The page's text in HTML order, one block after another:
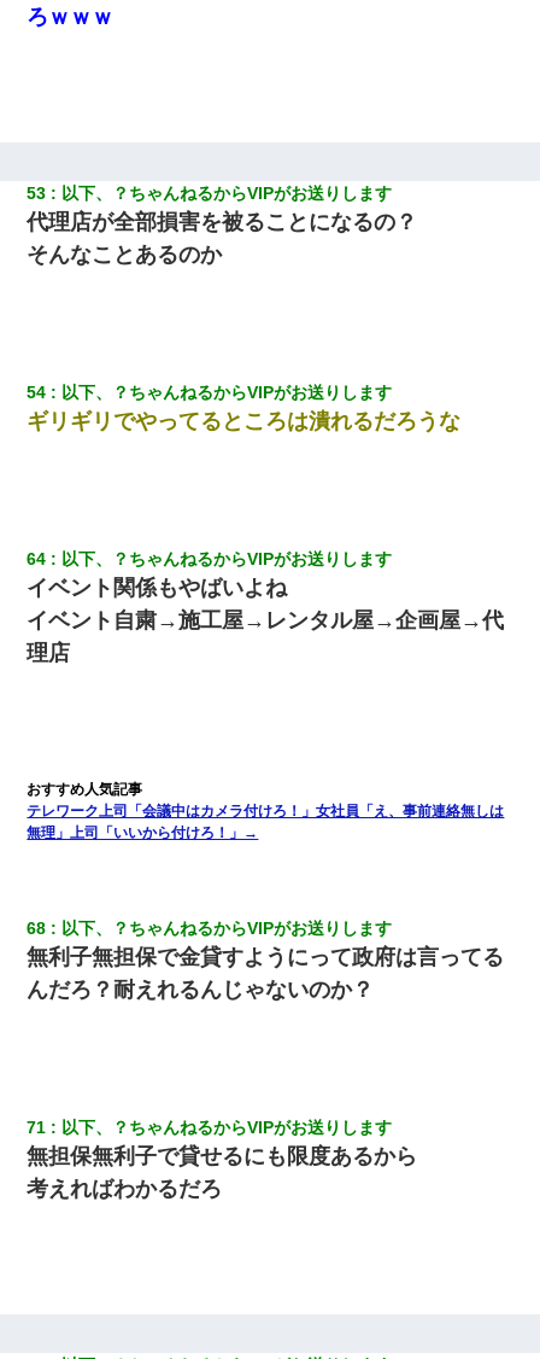
ろｗｗｗ
53 以下、？ちゃんねるからVIPがお送りします
代理店が全部損害を被ることになるの？
そんなことあるのか
54 以下、？ちゃんねるからVIPがお送りします
ギリギリでやってるところは潰れるだろうな
64 以下、？ちゃんねるからVIPがお送りします
イベント関係もやばいよね
イベント自粛→施工屋→レンタル屋→企画屋→代
理店
テレワーク上司「会議中はカメラ付けろ！」女社員「え、事前連絡無しは
無理」上司「いいから付けろ！」→
68 以下、？ちゃんねるからVIPがお送りします
無利子無担保で金貸すようにって政府は言ってる
んだろ？耐えれるんじゃないのか？
71 以下、？ちゃんねるからVIPがお送りします
無担保無利子で貸せるにも限度あるから
考えればわかるだろ